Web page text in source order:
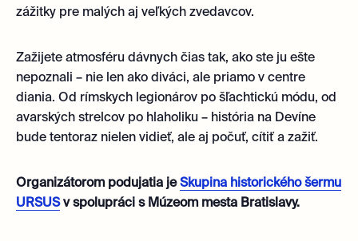
zážitky pre malých aj veľkých zvedavcov.
Zažijete atmosféru dávnych čias tak, ako ste ju ešte
nepoznali – nie len ako diváci, ale priamo v centre
diania. Od rímskych legionárov po šľachtickú módu, od
avarských strelcov po hlaholiku – história na Devíne
bude tentoraz nielen vidieť, ale aj počuť, cítiť a zažiť.
Organizátorom podujatia jeSkupina historického šermu
URSUSv spolupráci s Múzeom mesta Bratislavy.